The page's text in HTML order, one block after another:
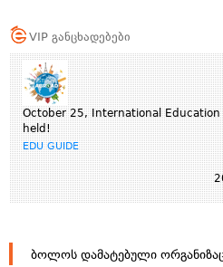
VIP განცხადებები
October 25, International
held!
EDU GUIDE
ბოლოს დამატებული